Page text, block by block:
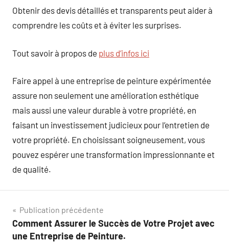
Obtenir des devis détaillés et transparents peut aider à
comprendre les coûts et à éviter les surprises.
Tout savoir à propos de plus d’infos ici
Faire appel à une entreprise de peinture expérimentée
assure non seulement une amélioration esthétique
mais aussi une valeur durable à votre propriété, en
faisant un investissement judicieux pour l’entretien de
votre propriété. En choisissant soigneusement, vous
pouvez espérer une transformation impressionnante et
de qualité.
Navigation
de
Publication précédente
Comment Assurer le Succès de Votre Projet avec
une Entreprise de Peinture.